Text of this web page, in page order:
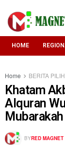
HOME
Home BERITA
Khatam
Alquran
Mubarakah
BYRED MAGNET